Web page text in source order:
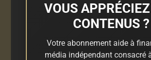
VOUS
CONTENUS ?
Votre abonnement aide à
média indépendant consacré